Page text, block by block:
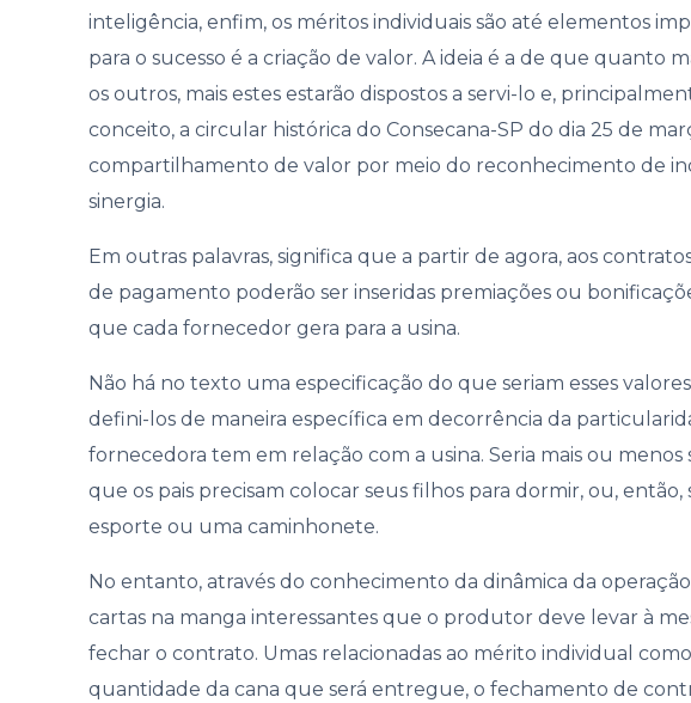
inteligência, enfim, os méritos individuais são até elementos
para o sucesso é a criação de valor. A ideia é a de que quanto
os outros, mais estes estarão dispostos a servi-lo e,
conceito, a circular histórica do Consecana-SP do dia 25 de
compartilhamento de valor por meio do reconhecimento de
sinergia.
Em outras palavras, significa que a partir de agora, aos
de pagamento poderão ser inseridas premiações ou
que cada fornecedor gera para a usina.
Não há no texto uma especificação do que seriam esses
defini-los de maneira específica em decorrência da
fornecedora tem em relação com a usina. Seria mais ou menos
que os pais precisam colocar seus filhos para dormir, ou,
esporte ou uma caminhonete.
No entanto, através do conhecimento da dinâmica da
cartas na manga interessantes que o produtor deve levar à
fechar o contrato. Umas relacionadas ao mérito individual
quantidade da cana que será entregue, o fechamento de